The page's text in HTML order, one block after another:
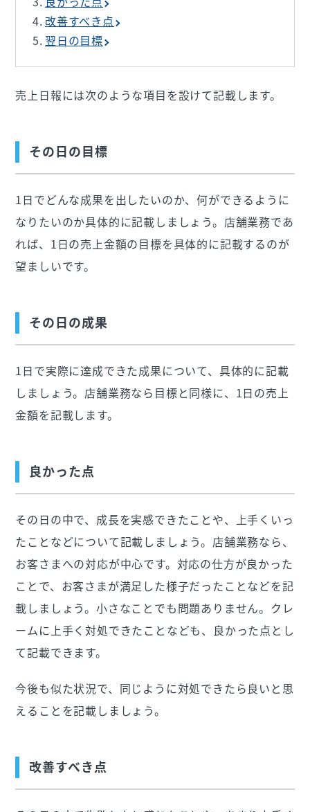
改善すべき点
翌日の目標
売上日報には次のような項目を設けて記載します。
その日の目標
1日でどんな成果を出したいのか、何ができるように
なりたいのか具体的に記載しましょう。店舗業務であ
れば、1日の売上金額の目標を具体的に記載するのが
望ましいです。
その日の成果
1日で実際に達成できた成果について、具体的に記載
しましょう。店舗業務なら目標と同様に、1日の売上
金額を記載します。
良かった点
その日の中で、成長を実感できたことや、上手くいっ
たことなどについて記載しましょう。店舗業務なら、
お客さまへの対応が中心です。対応の仕方が良かった
ことで、お客さまが満足した様子だったことなどを記
載しましょう。小さなことでも問題ありません。クレ
ームに上手く対処できたことなども、良かった点とし
て記載できます。
今後も似た状況で、同じように対処できたら良いと思
えることを記載しましょう。
改善すべき点